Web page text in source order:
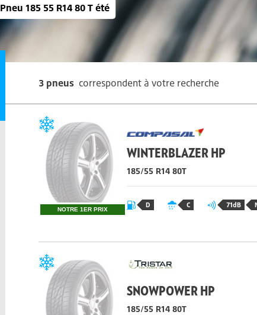
Pneu 185 55 R14 80 T été
3 pneus correspondent à votre recherche
NOTRE 1ER PRIX
WINTERBLAZER HP
185/55 R14 80T
D C 71dB
SNOWPOWER HP
185/55 R14 80T